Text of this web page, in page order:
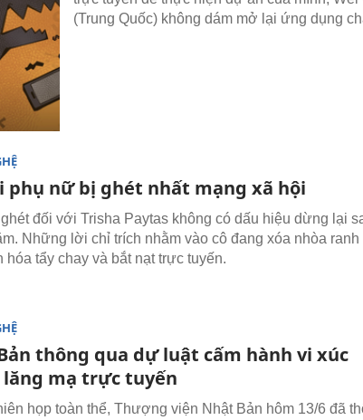
(Trung Quốc) không dám mở lại ứng dụng
phụ nữ bị ghét nhất mạng xã hội
đối với Trisha Paytas không có dấu hiệu dừng lại
Những lời chỉ trích nhằm vào cô đang xóa nhòa
hóa tẩy chay và bắt nạt trực tuyến.
thông qua dự luật cấm hành vi xúc
mạ trực tuyến
họp toàn thể, Thượng viện Nhật Bản hôm 13/6 đã